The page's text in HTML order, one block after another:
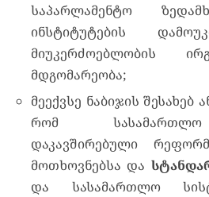
საპარლამენტო
ინსტიტუტების
მიუკერძოებლობის
მდგომარეობა;
მეექვსე ნაბიჯის შესახებ
რომ სასამართლო
დაკავშირებული
მოთხოვნებსა და
და სასამართლო